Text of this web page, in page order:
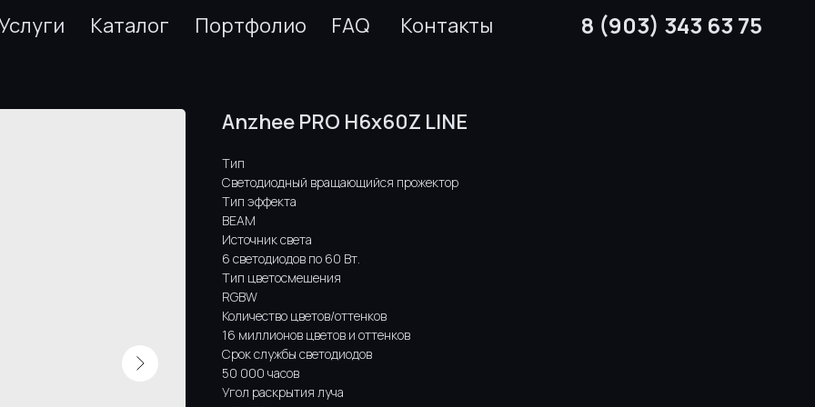
Каталог Портфолио FAQ Контакты 8 (903) 343 63 75
Anzhee PRO H6x60Z LINE
Тип
Cветодиодный вращающийся прожектор
Тип эффекта
BEAM
Источник света
6 cветодиодов по 60 Вт.
Тип цветосмешения
RGBW
Количество цветов/оттенков
16 миллионов цветов и оттенков
Срок службы светодиодов
50 000 часов
Угол раскрытия луча